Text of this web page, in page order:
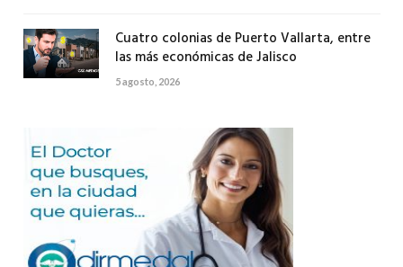
Cuatro colonias de Puerto Vallarta, entre
las más económicas de Jalisco
5 agosto, 2026